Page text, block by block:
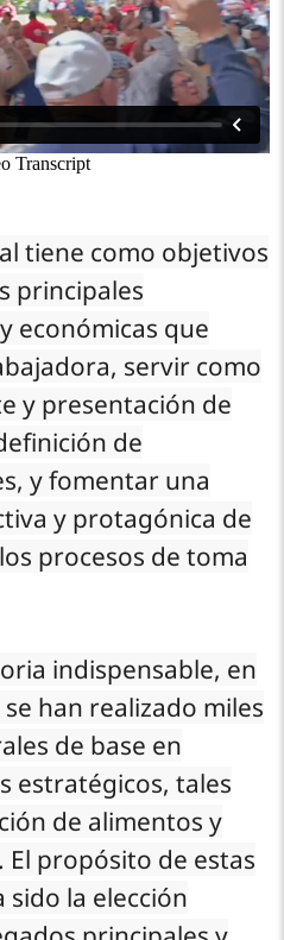
tiene como objetivos
principales
económicas que
servir como
y presentación de
de
y fomentar una
y protagónica de
procesos de toma
indispensable, en
han realizado miles
de base en
estratégicos, tales
de alimentos y
propósito de estas
sido la elección